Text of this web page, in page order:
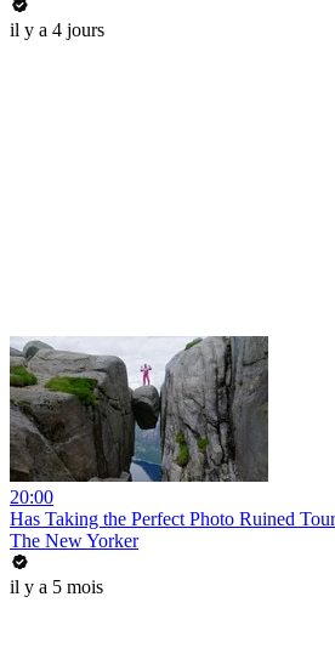
il y a 4 jours
20:00
Has Taking the Perfect Photo Ruined
The New Yorker
il y a 5 mois